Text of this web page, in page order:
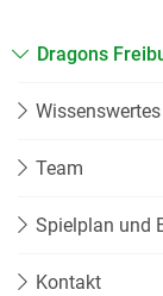
Dragons
Team
Spielplan und
Kontakt